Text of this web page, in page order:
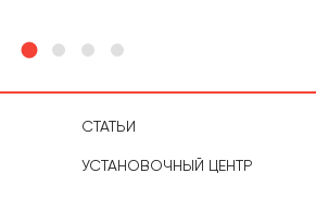
СТАТЬИ
УСТАНОВОЧНЫЙ ЦЕНТР